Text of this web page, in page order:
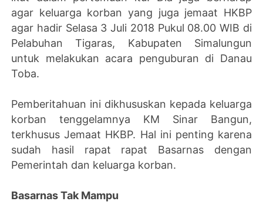
agar keluarga korban yang juga jemaat HKBP
agar hadir Selasa 3 Juli 2018 Pukul 08.00 WIB di
Pelabuhan Tigaras, Kabupaten Simalungun
untuk melakukan acara penguburan di Danau
Toba.
Pemberitahuan ini dikhususkan kepada keluarga
korban tenggelamnya KM Sinar Bangun,
terkhusus Jemaat HKBP. Hal ini penting karena
sudah hasil rapat rapat Basarnas dengan
Pemerintah dan keluarga korban.
Basarnas Tak Mampu